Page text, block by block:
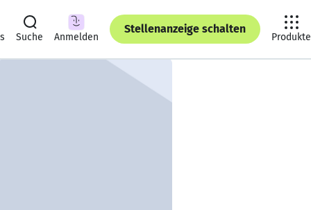
Suche Anmelden
Stellenanzeige schalten
Produkte